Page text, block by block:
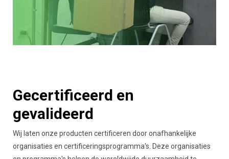
Gecertificeerd en
gevalideerd
Wij laten onze producten certificeren door onafhankelijke
organisaties en certificeringsprogramma's. Deze organisaties